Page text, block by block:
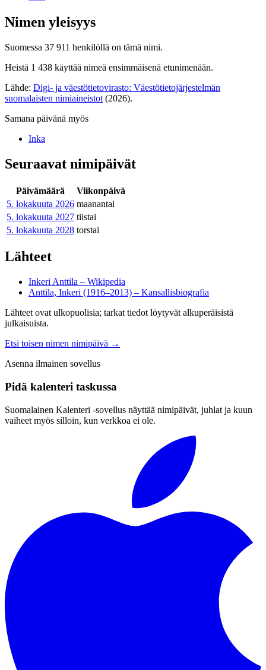
Nimen yleisyys
Suomessa 37 911 henkilöllä on tämä nimi.
Heistä 1 438 käyttää nimeä ensimmäisenä etunimenään.
Lähde: Digi- ja väestötietovirasto: Väestötietojärjestelmän
suomalaisten nimiaineistot (2026).
Samana päivänä myös
Inka
Seuraavat nimipäivät
Päivämäärä
Viikonpäivä
5. lokakuuta 2026 maanantai
5. lokakuuta 2027 tiistai
5. lokakuuta 2028 torstai
Lähteet
Inkeri Anttila – Wikipedia
Anttila, Inkeri (1916–2013) – Kansallisbiografia
Lähteet ovat ulkopuolisia; tarkat tiedot löytyvät alkuperäisistä
julkaisuista.
Etsi toisen nimen nimipäivä →
Asenna ilmainen sovellus
Pidä kalenteri taskussa
Suomalainen Kalenteri ‑sovellus näyttää nimipäivät, juhlat ja kuun
vaiheet myös silloin, kun verkkoa ei ole.